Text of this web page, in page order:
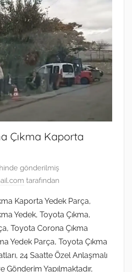
Çıkma Kaporta
gönderilmiş
tarafından
Kaporta Yedek Parça,
Yedek, Toyota Çıkma,
Toyota Corona Çıkma
Yedek Parça, Toyota Çıkma
24 Saatte Özel Anlaşmalı
Gönderim Yapılmaktadır,